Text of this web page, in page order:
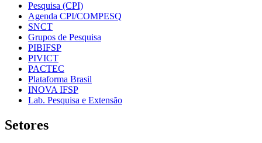
Pesquisa (CPI)
Agenda CPI/COMPESQ
SNCT
Grupos de Pesquisa
PIBIFSP
PIVICT
PACTEC
Plataforma Brasil
INOVA IFSP
Lab. Pesquisa e Extensão
Setores